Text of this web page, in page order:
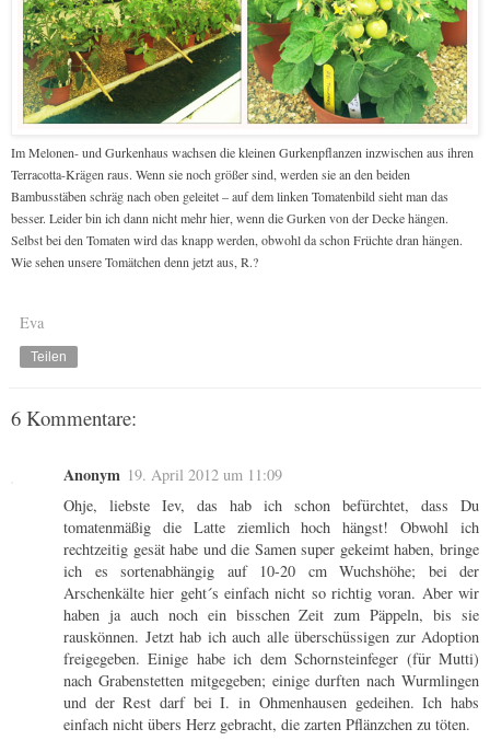
Im Melonen- und Gurkenhaus wachsen die kleinen Gurkenpflanzen inzwischen aus ihren
Terracotta-Krägen raus. Wenn sie noch größer sind, werden sie an den beiden
Bambusstäben schräg nach oben geleitet – auf dem linken Tomatenbild sieht man das
besser. Leider bin ich dann nicht mehr hier, wenn die Gurken von der Decke hängen.
Selbst bei den Tomaten wird das knapp werden, obwohl da schon Früchte dran hängen.
Wie sehen unsere Tomätchen denn jetzt aus, R.?
Eva
Teilen
6 Kommentare:
Anonym 19. April 2012 um 11:09
Ohje, liebste Iev, das hab ich schon befürchtet, dass Du
tomatenmäßig die Latte ziemlich hoch hängst! Obwohl ich
rechtzeitig gesät habe und die Samen super gekeimt haben, bringe
ich es sortenabhängig auf 10-20 cm Wuchshöhe; bei der
Arschenkälte hier geht´s einfach nicht so richtig voran. Aber wir
haben ja auch noch ein bisschen Zeit zum Päppeln, bis sie
rauskönnen. Jetzt hab ich auch alle überschüssigen zur Adoption
freigegeben. Einige habe ich dem Schornsteinfeger (für Mutti)
nach Grabenstetten mitgegeben; einige durften nach Wurmlingen
und der Rest darf bei I. in Ohmenhausen gedeihen. Ich habs
einfach nicht übers Herz gebracht, die zarten Pflänzchen zu töten.